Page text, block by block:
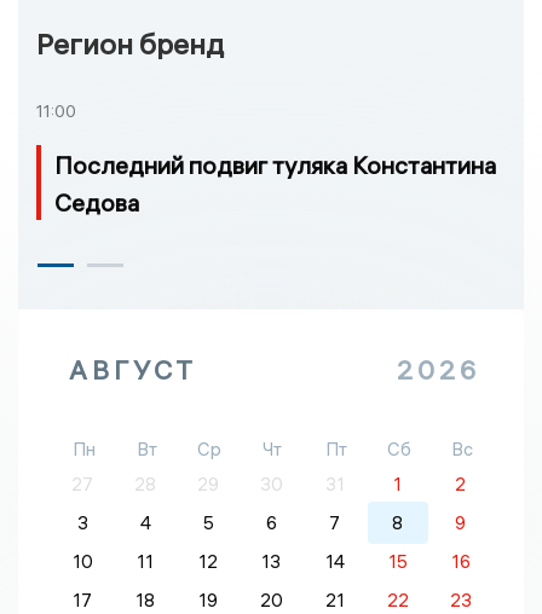
Регион бренд
11:00
Последний подвиг туляка Константина
Седова
АВГУСТ 2026
Пн Вт Ср Чт Пт Сб
Вс
27
28 29 30 31 1
2
3
4 5 6 7 8
9
10
11 12 13 14 15
16
17
18 19 20 21 22
23